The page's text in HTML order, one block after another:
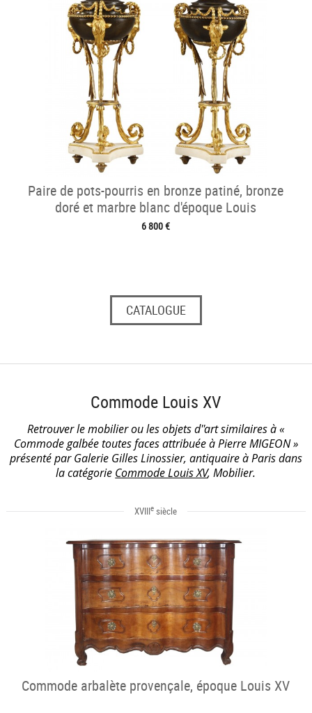
Paire de pots-pourris en bronze patiné, bronze
doré et marbre blanc d'époque Louis
6 800 €
CATALOGUE
Commode Louis XV
Retrouver le mobilier ou les objets d''art similaires à «
Commode galbée toutes faces attribuée à Pierre MIGEON »
présenté par Galerie Gilles Linossier, antiquaire à Paris dans
la catégorie Commode Louis XV, Mobilier.
XVIIIe siècle
Commode arbalète provençale, époque Louis XV